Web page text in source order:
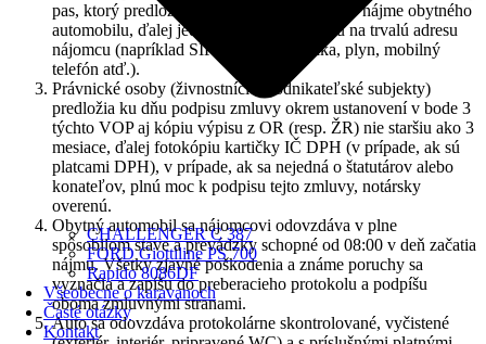
CHALLENGER C 387
FORD Giottiline PS 700
Rapido 8086DF
Všeobecne o karavanoch
Časté otázky
Kontakt
pas, ktorý predloží ku dňu podpisu zmluvy o nájme obytného
automobilu, ďalej jednu faktúry, vystavenú na trvalú adresu
nájomcu (napríklad SIPO, voda, elektrika, plyn, mobilný
telefón atď.).
Právnické osoby (živnostníci a podnikateľské subjekty)
predložia ku dňu podpisu zmluvy okrem ustanovení v bode 3
týchto VOP aj kópiu výpisu z OR (resp. ŽR) nie staršiu ako 3
mesiace, ďalej fotokópiu kartičky IČ DPH (v prípade, ak sú
platcami DPH), v prípade, ak sa nejedná o štatutárov alebo
konateľov, plnú moc k podpisu tejto zmluvy, notársky
overenú.
Obytný automobil sa nájomcovi odovzdáva v plne
spôsobilom stave a prevádzky schopné od 08:00 v deň začatia
nájmu. Všetky zjavné poškodenia a známe poruchy sa
vyznačia a zapíšu do preberacieho protokolu a podpíšu
oboma zmluvnými stranami.
Auto sa odovzdáva protokolárne skontrolované, vyčistené